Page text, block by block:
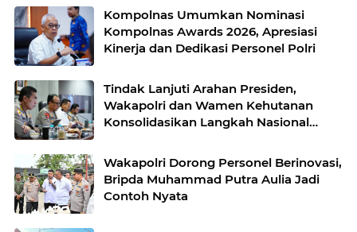
Kompolnas Umumkan Nominasi
Kompolnas Awards 2026, Apresiasi
Kinerja dan Dedikasi Personel Polri
Tindak Lanjuti Arahan Presiden,
Wakapolri dan Wamen Kehutanan
Konsolidasikan Langkah Nasional
Wakapolri Dorong Personel Berinovasi,
Bripda Muhammad Putra Aulia Jadi
Contoh Nyata